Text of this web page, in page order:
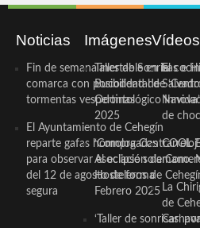
Noticias
Fin de semana inestable en la
comarca con posibilidad de
tormentas vespertinas
El Ayuntamiento de Cehegín
reparte gafas homologadas
para observar el eclipse solar
del 12 de agosto de forma
segura
Imágenes
Taller de Sonrisas e
Bucodental de
Odontológico
2025
‘Compra
Asociación de
Hosteleros de
Febrero 2025
‘Taller de sonrisas’
Vídeos
El
de
COOL
mano.
La
de